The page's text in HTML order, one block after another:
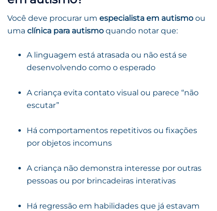
Você deve procurar um especialista em autismo ou
uma clínica para autismo quando notar que:
A linguagem está atrasada ou não está se
desenvolvendo como o esperado
A criança evita contato visual ou parece “não
escutar”
Há comportamentos repetitivos ou fixações
por objetos incomuns
A criança não demonstra interesse por outras
pessoas ou por brincadeiras interativas
Há regressão em habilidades que já estavam